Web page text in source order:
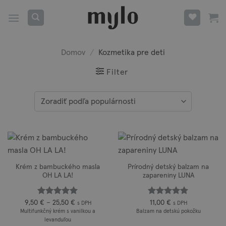
Domov / Kozmetika pre deti
Filter
Krém z bambuckého masla
OH LA LA!
Hodnotenie
5z 5
9,50 € – 25,50 €Price
range:
9,50 €
s DPH
Multifunkčný krém s vanilkou a
levanduľou
Prírodný detský balzam na
zapareniny LUNA
Hodnotenie
5z 5
11,00 € s DPH
Balzam na detskú pokožku